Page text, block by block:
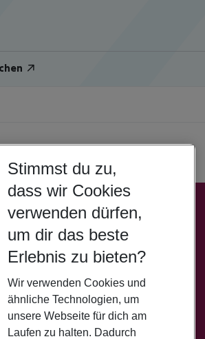
Stimmst du zu,
dass wir Cookies
verwenden dürfen,
um dir das beste
Erlebnis zu bieten?
Wir verwenden Cookies und
ähnliche Technologien, um
unsere Webseite für dich am
Laufen zu halten. Dadurch